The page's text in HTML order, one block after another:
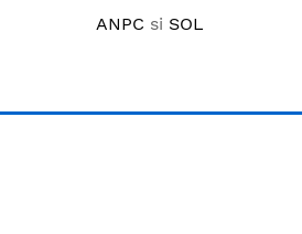
ANPC si SOL
© CRIX.ro / RO25170914